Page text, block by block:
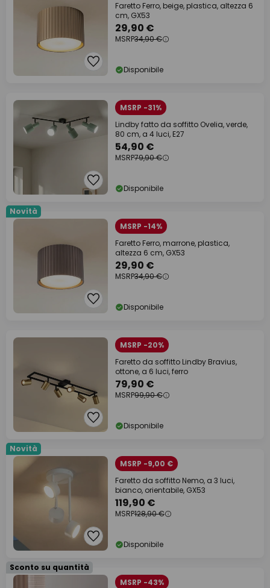
Faretto Ferro, beige, plastica, altezza 6
cm, GX53
29,90 €
MSRP34,90 €
Disponibile
MSRP -31%
Lindby fatto da soffitto Ovelia, verde,
80 cm, a 4 luci, E27
54,90 €
MSRP79,90 €
Disponibile
Novità
MSRP -14%
Faretto Ferro, marrone, plastica,
altezza 6 cm, GX53
29,90 €
MSRP34,90 €
Disponibile
MSRP -20%
Faretto da soffitto Lindby Bravius,
ottone, a 6 luci, ferro
79,90 €
MSRP99,90 €
Disponibile
Novità
MSRP -9,00 €
Faretto da soffitto Nemo, a 3 luci,
bianco, orientabile, GX53
119,90 €
MSRP128,90 €
Disponibile
Sconto su quantità
MSRP -43%